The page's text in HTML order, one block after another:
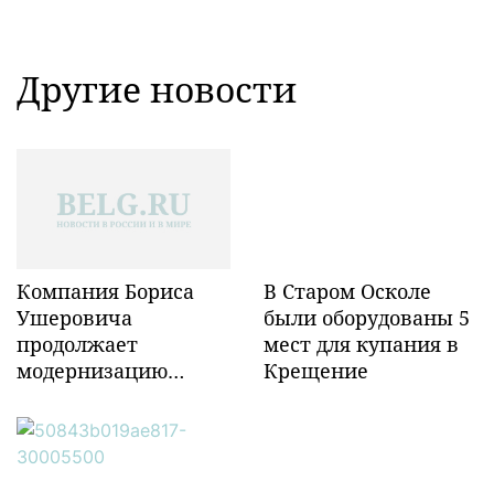
Другие новости
Компания Бориса
Ушеровича
продолжает
модернизацию
инфраструктуры в
Забайкалье
В Старом Осколе
были оборудованы 5
мест для купания в
Крещение